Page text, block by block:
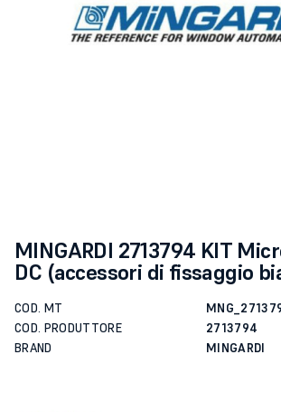
MINGARDI 2713794 KIT
DC (accessori di fissaggio
COD. MT
COD. PRODUTTORE
2713794
BRAND
MINGARDI